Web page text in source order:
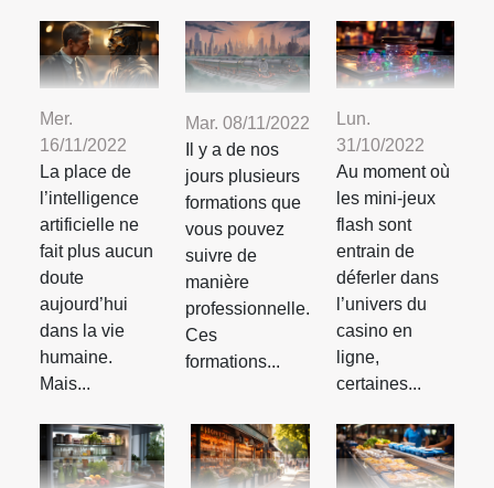
Mer.
16/11/2022
La place de
l’intelligence
artificielle ne
fait plus aucun
doute
aujourd’hui
dans la vie
humaine.
Mais...
Mar. 08/11/2022
Il y a de nos
jours plusieurs
formations que
vous pouvez
suivre de
manière
professionnelle.
Ces
formations...
Lun.
31/10/2022
Au moment où
les mini-jeux
flash sont
entrain de
déferler dans
l’univers du
casino en
ligne,
certaines...